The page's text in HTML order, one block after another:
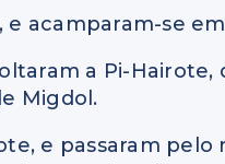
e acamparam-se
a Pi-Hairote,
Migdol.
e passaram